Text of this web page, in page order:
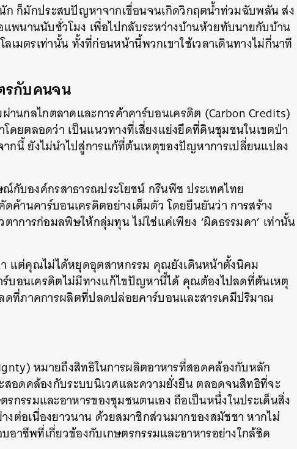
ก ก็มักประสบปัญหาจากเขื่อนจนเกิดวิกฤตน้ำท่วมฉับพลัน ส่ง
พนานนับชั่วโมง เพื่อไปกลับระหว่างบ้านห้วยทับนายกับบ้าน
เมตรเท่านั้น ทั้งที่ก่อนหน้านี้พวกเขาใช้เวลาเดินทางไม่กี่นาที
รกับคนจน
านกลไกตลาดและการค้าคาร์บอนเครดิต (Carbon Credits)
ดยตลอดว่า เป็นแนวทางที่เสี่ยงแย่งยึดที่ดินชุมชนในเขตป่า
กนี้ ยังไม่นำไปสู่การแก้ที่ต้นเหตุของปัญหาการเปลี่ยนแปลง
บองค์กรสาธารณประโยชน์ กรีนพีซ ประเทศไทย
ค้านคาร์บอนเครดิตอย่างเต็มตัว โดยยืนยันว่า การสร้าง
าการก่อมลพิษให้กลุ่มทุน ไม่ใช่แค่เพียง ‘ผิดธรรมดา’ เท่านั้น
แต่คุณไม่ได้หยุดอุตสาหกรรม คุณยังเดินหน้าตั้งนิคม
ร์บอนเครดิตไม่มีทางแก้ไขปัญหานี้ได้ คุณต้องไปลดที่ต้นเหตุ
ที่ภาคการผลิตที่ปลดปล่อยคาร์บอนและสารเคมีปริมาณ
หมายถึงสิทธิในการผลิตอาหารที่สอดคล้องกับหลัก
อดคล้องกับระบบนิเวศและความยั่งยืน ตลอดจนสิทธิที่จะ
กรรมและอาหารของชุมชนตนเอง ถือเป็นหนึ่งในประเด็นสิ่ง
ต่อเนื่องยาวนาน ด้วยสมาชิกส่วนมากของสมัชชา หากไม่
อาชีพที่เกี่ยวข้องกับเกษตรกรรมและอาหารอย่างใกล้ชิด
TWEET LINE EMAIL